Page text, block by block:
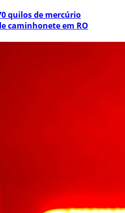
quilos de mercúrio
caminhonete em RO